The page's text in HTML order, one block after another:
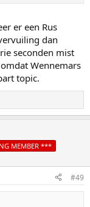
er een Rus
dan
seconden mist
Wennemars
topic.
MEMBER ***
#49